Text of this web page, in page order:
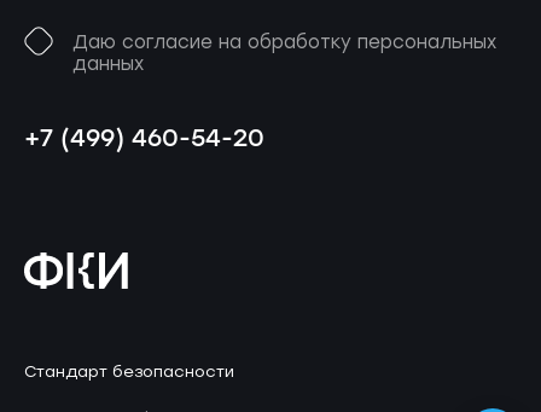
Даю согласие на обработку персональных
данных
+7 (499) 460-54-20
Стандарт безопасности